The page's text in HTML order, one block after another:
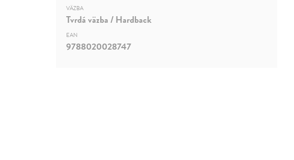
VÄZBA
Tvrdá väzba / Hardback
EAN
9788020028747